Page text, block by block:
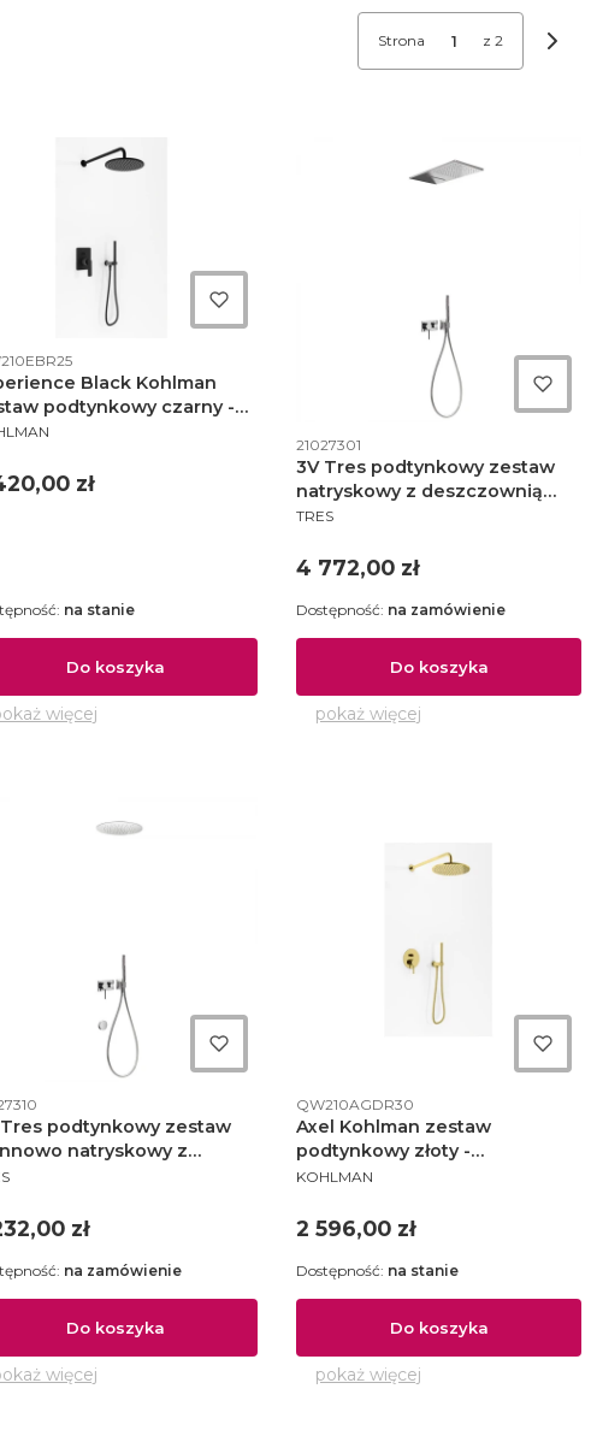
Strona z 2
produktu
Black Kohlman
podtynkowy czarny -
zł
Do koszyka
na stanie
więcej
Kod produktu
21027301
3V Tres podtynkowy zestaw
natryskowy z deszczownią
ścienną chrom - 210.273.01
PRODUCENT
TRES
Cena
4 772,00 zł
Do koszyka
Dostępność: na zamówienie
pokaż więcej
Tres podtynkowy zestaw
natryskowy z
przez przelew
zł
Do koszyka
na zamówienie
więcej
Kod produktu
QW210AGDR30
Axel Kohlman zestaw
podtynkowy złoty -
QW210AGDR30
PRODUCENT
KOHLMAN
Cena
2 596,00 zł
Do koszyka
Dostępność: na stanie
pokaż więcej